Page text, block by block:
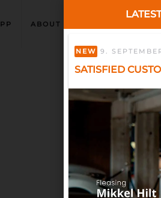
ABOUT US
NEW 9.
SATISFIED